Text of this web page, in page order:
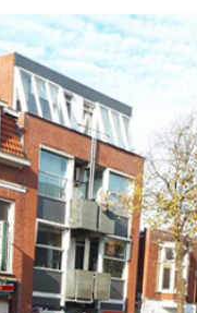
Klein
Groot
Kopieer link